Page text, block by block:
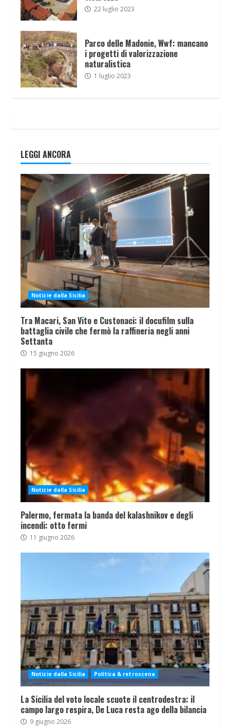
22 luglio 2023
Parco delle Madonie, Wwf: mancano
i progetti di valorizzazione
naturalistica
1 luglio 2023
LEGGI ANCORA
Notizie dalla Sicilia
Tra Macari, San Vito e Custonaci: il docufilm sulla
battaglia civile che fermò la raffineria negli anni
Settanta
15 giugno 2026
Notizie dalla Sicilia
Palermo, fermata la banda del kalashnikov e degli
incendi: otto fermi
11 giugno 2026
Notizie dalla Sicilia Politica & retroscena
La Sicilia del voto locale scuote il centrodestra: il
campo largo respira, De Luca resta ago della bilancia
9 giugno 2026